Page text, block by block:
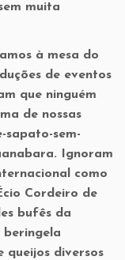
muita
à mesa do
de eventos
que ninguém
de nossas
sapato-sem-
Ignoram
como
Cordeiro de
bufês da
beringela
queijos diversos